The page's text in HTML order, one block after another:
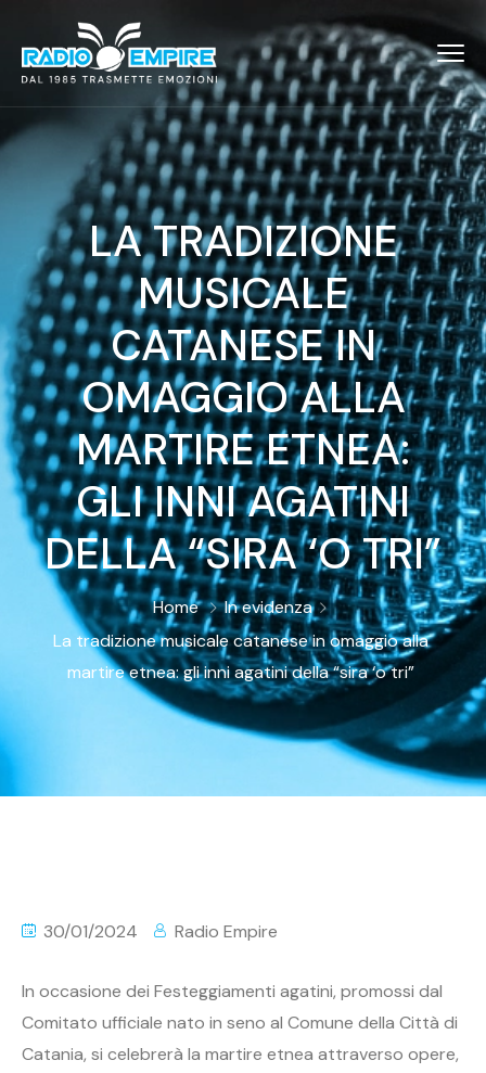
LA TRADIZIONE
MUSICALE
CATANESE IN
OMAGGIO ALLA
MARTIRE ETNEA:
GLI INNI AGATINI
DELLA “SIRA ‘O TRI”
Home
In evidenza
La tradizione musicale catanese in omaggio alla
martire etnea: gli inni agatini della “sira ‘o tri”
30/01/2024 Radio Empire
In occasione dei Festeggiamenti agatini, promossi dal
Comitato ufficiale nato in seno al Comune della Città di
Catania, si celebrerà la martire etnea attraverso opere,